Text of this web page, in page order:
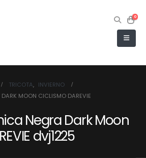
0
TRICOTA, INVIERNO
MOON CICLISMO DAREVIE
Negra Dark Moon
dvj1225